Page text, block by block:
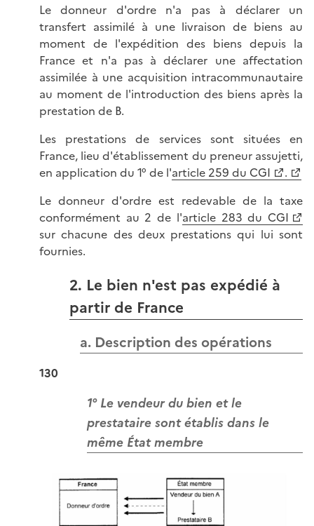
Le donneur d'ordre n'a pas à déclarer un
transfert assimilé à une livraison de biens au
moment de l'expédition des biens depuis la
France et n'a pas à déclarer une affectation
assimilée à une acquisition intracommunautaire
au moment de l'introduction des biens après la
prestation de B.
Les prestations de services sont situées en
France, lieu d'établissement du preneur assujetti,
en application du 1° de l'article 259 du CGI
.
Le donneur d'ordre est redevable de la taxe
conformément au 2 de l'article 283 du CGI
sur chacune des deux prestations qui lui sont
fournies.
2. Le bien n'est pas expédié à
partir de France
a. Description des opérations
130
1° Le vendeur du bien et le
prestataire sont établis dans le
même État membre